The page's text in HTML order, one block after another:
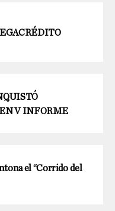
V INFORME
el “Corrido del